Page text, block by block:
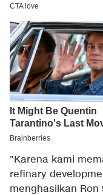
"Karena kami
refinary
menghasilkan